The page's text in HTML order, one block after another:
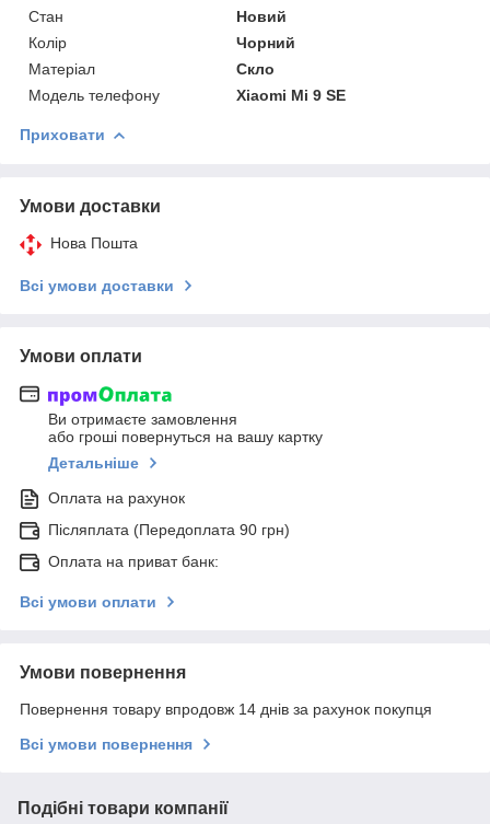
Стан
Новий
Колір
Чорний
Матеріал
Скло
Модель телефону
Xiaomi Mi 9 SE
Приховати
Умови доставки
Нова Пошта
Всі умови доставки
Умови оплати
Ви отримаєте замовлення
або гроші повернуться на вашу картку
Детальніше
Оплата на рахунок
Післяплата (Передоплата 90 грн)
Оплата на приват банк:
Всі умови оплати
Умови повернення
Повернення товару впродовж 14 днів за рахунок покупця
Всі умови повернення
Подібні товари компанії